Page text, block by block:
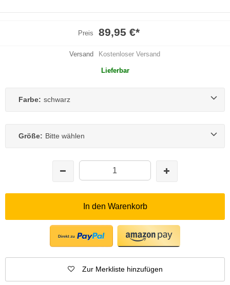
Preis 89,95 €*
Versand Kostenloser Versand
Lieferbar
Farbe: schwarz
Größe: Bitte wählen
In den Warenkorb
Zur Merkliste hinzufügen